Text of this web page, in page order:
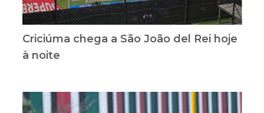
Criciúma chega a São João del Rei hoje
à noite